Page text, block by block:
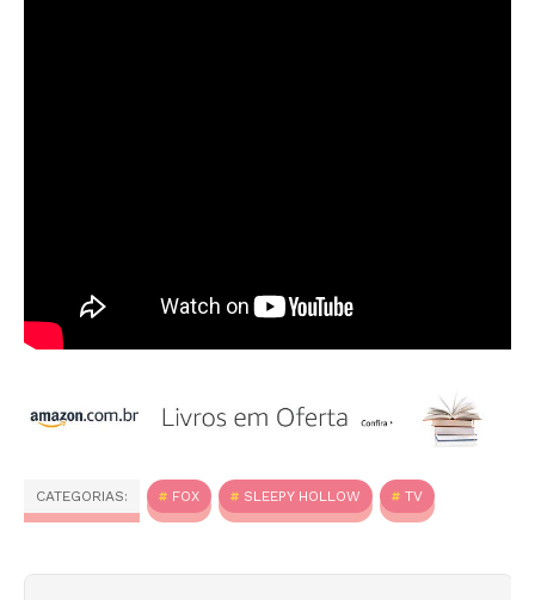
CATEGORIAS: FOX SLEEPY HOLLOW TV